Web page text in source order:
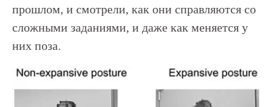
прошлом, и смотрели, как они справляются со
сложными заданиями, и даже как меняется у
них поза.